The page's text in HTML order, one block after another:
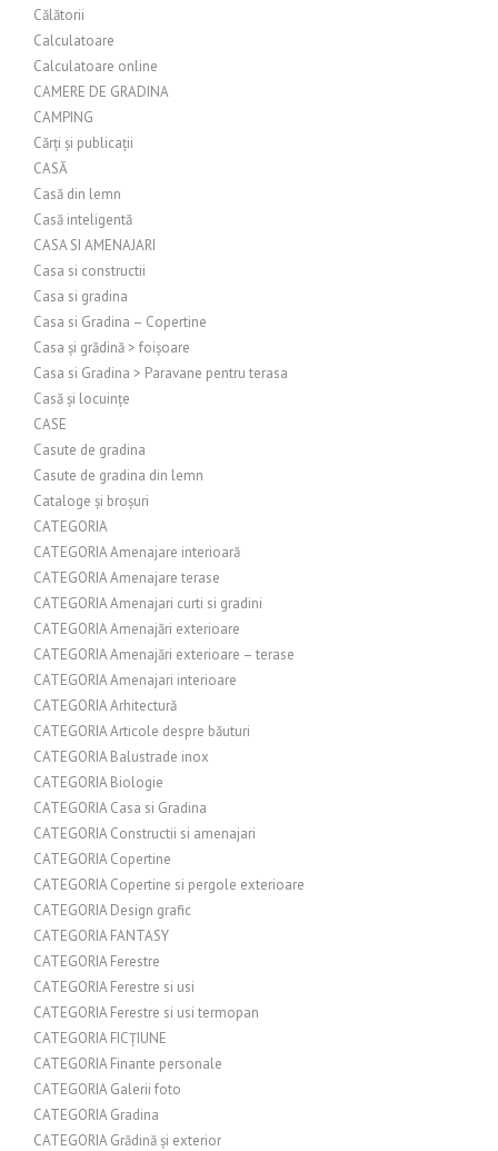
Călătorii
Calculatoare
Calculatoare online
CAMERE DE GRADINA
CAMPING
Cărți și publicații
CASĂ
Casă din lemn
Casă inteligentă
CASA SI AMENAJARI
Casa si constructii
Casa si gradina
Casa si Gradina – Copertine
Casa și grădină > foișoare
Casa si Gradina > Paravane pentru terasa
Casă și locuințe
CASE
Casute de gradina
Casute de gradina din lemn
Cataloge și broșuri
CATEGORIA
CATEGORIA Amenajare interioară
CATEGORIA Amenajare terase
CATEGORIA Amenajari curti si gradini
CATEGORIA Amenajări exterioare
CATEGORIA Amenajări exterioare – terase
CATEGORIA Amenajari interioare
CATEGORIA Arhitectură
CATEGORIA Articole despre băuturi
CATEGORIA Balustrade inox
CATEGORIA Biologie
CATEGORIA Casa si Gradina
CATEGORIA Constructii si amenajari
CATEGORIA Copertine
CATEGORIA Copertine si pergole exterioare
CATEGORIA Design grafic
CATEGORIA FANTASY
CATEGORIA Ferestre
CATEGORIA Ferestre si usi
CATEGORIA Ferestre si usi termopan
CATEGORIA FICȚIUNE
CATEGORIA Finante personale
CATEGORIA Galerii foto
CATEGORIA Gradina
CATEGORIA Grădină și exterior